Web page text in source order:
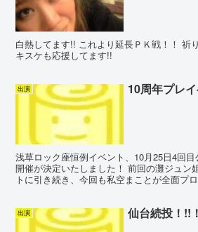
白熱してます!! これより延長ＰＫ戦！！ 祈
キスケも応援してます!!
出演 10周年プレ
浅草ロック座恒例イベント、10月25日4回
開催が決定いたしました！ 前回の灘ジュン
トに引き続き、今回も私空まことが全面プ
出演 仙台続投！!!！